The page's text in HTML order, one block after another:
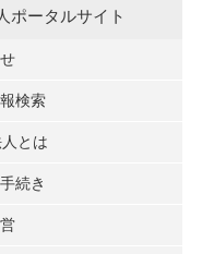
ポータルサイト
検索
とは
続き